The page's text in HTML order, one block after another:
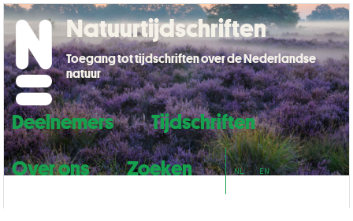
Deelnemers
Tijdschriften
Over ons
Zoeken NL EN
Natuurtijdschriften
Toegang tot tijdschriften over de Nederlandse
natuur